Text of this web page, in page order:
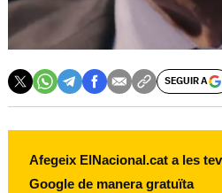
SEGUIR A
Afegeix ElNacional.cat a les
Google de manera gratuïta